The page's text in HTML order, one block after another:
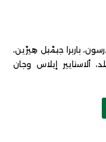
باربرا جيمِّيل هِيرِّين،
ألاستايير إيلاس وجان